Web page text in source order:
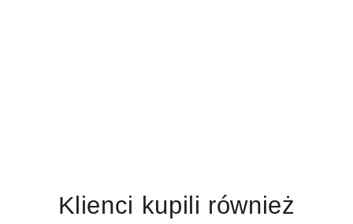
Klienci kupili również